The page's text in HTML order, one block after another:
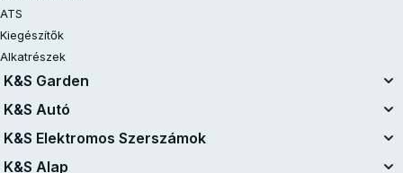
ATS
Kiegészítők
Alkatrészek
K&S Garden
Egységes Akkumulátor Rendszer
K&S Autó
Légkompresszorok
K&S Elektromos Szerszámok
Elektromos szerszámok
K&S Alap